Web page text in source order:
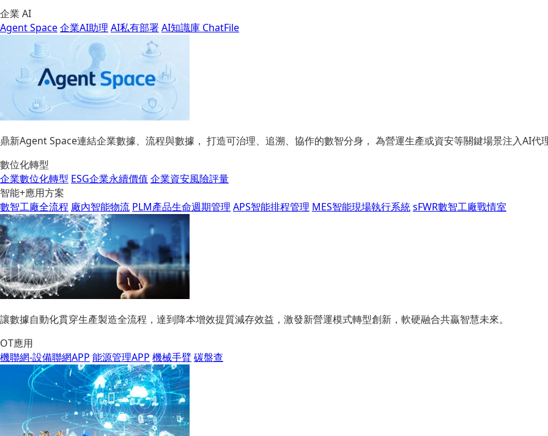
企業 AI
Agent Space企業AI助理 AI私有部署AI知識庫 ChatFile
鼎新Agent Space連結企業數據、流程與數據， 打造可治理、追溯、協作的數智分身， 為營運生產或資安等關鍵場景注入AI代
數位化轉型
企業數位化轉型 ESG企業永續價值 企業資安風險評量
智能+應用方案
數智工廠全流程 廠內智能物流 PLM產品生命週期管理 APS智能排程管理 MES智能現場執行系統sFWR數智工廠戰情室
讓數據自動化貫穿生產製造全流程，達到降本增效提質減存效益，激發新營運模式轉型創新，軟硬融合共贏智慧未來。
OT應用
機聯網-設備聯網APP 能源管理APP 機械手臂碳盤查